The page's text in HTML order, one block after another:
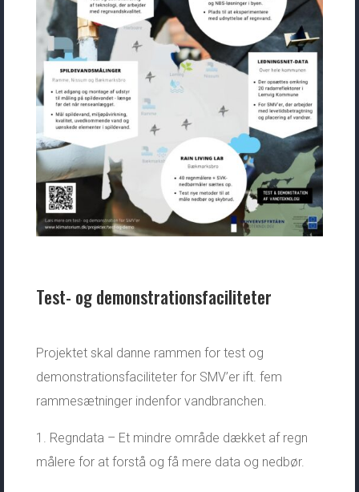
Test- og demonstrationsfaciliteter
Projektet skal danne rammen for test og
demonstrationsfaciliteter for SMV’er ift. fem
rammesætninger indenfor vandbranchen.
1. Regndata – Et mindre område dækket af regn
målere for at forstå og få mere data og nedbør.